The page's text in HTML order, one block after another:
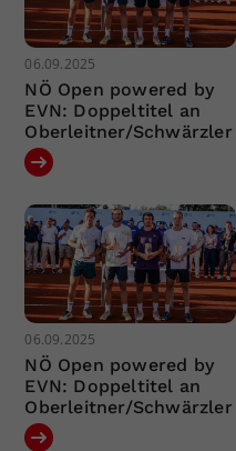
06.09.2025
NÖ Open powered by
EVN: Doppeltitel an
Oberleitner/Schwärzler
06.09.2025
NÖ Open powered by
EVN: Doppeltitel an
Oberleitner/Schwärzler